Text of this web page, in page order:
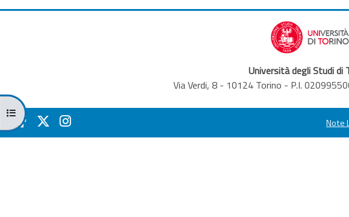
Apri indice del corso
Università degli Studi di
Via Verdi, 8 - 10124 Torino - P.I.
Note